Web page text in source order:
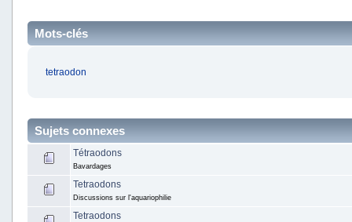
Mots-clés
tetraodon
Sujets connexes
Tétraodons
Bavardages
Tetraodons
Discussions sur l'aquariophilie
Tetraodons